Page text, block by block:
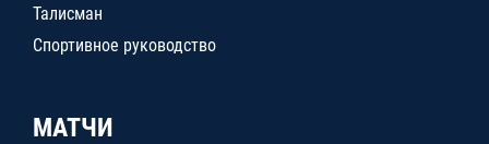
Талисман
Спортивное руководство
МАТЧИ